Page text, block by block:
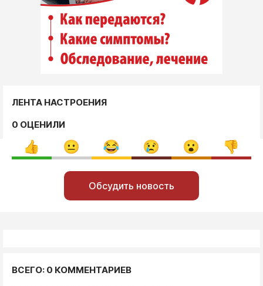
ЛЕНТА НАСТРОЕНИЯ
0 ОЦЕНИЛИ
Обсудить новость
ВСЕГО: 0 КОММЕНТАРИЕВ